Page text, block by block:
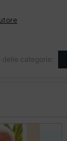
delle categorie: